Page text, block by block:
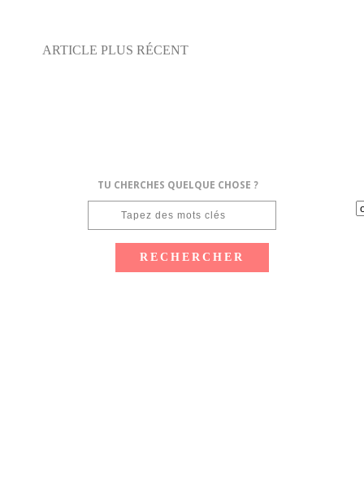
ARTICLE PLUS RÉCENT
TU CHERCHES QUELQUE CHOSE ?